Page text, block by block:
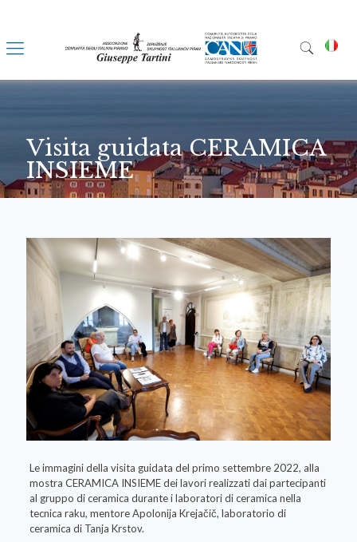
Visita guidata CERAMICA
INSIEME
Le immagini della visita guidata del primo settembre 2022, alla
mostra CERAMICA INSIEME dei lavori realizzati dai partecipanti
al gruppo di ceramica durante i laboratori di ceramica nella
tecnica raku, mentore Apolonija Krejačič, laboratorio di
ceramica di Tanja Krstov.